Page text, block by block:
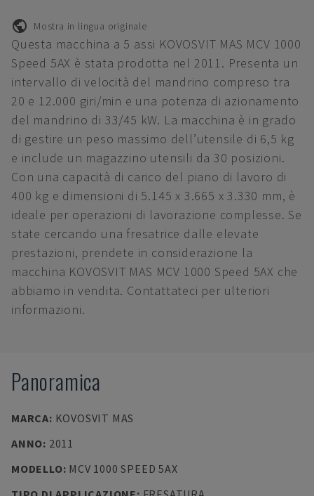
Mostra in lingua originale
Questa macchina a 5 assi KOVOSVIT MAS MCV 1000
Speed 5AX è stata prodotta nel 2011. Presenta un
intervallo di velocità del mandrino compreso tra
20 e 12.000 giri/min e una potenza di azionamento
del mandrino di 33/45 kW. La macchina è in grado
di gestire un peso massimo dell’utensile di 6,5 kg
e include un magazzino utensili da 30 posizioni.
Con una capacità di carico del piano di lavoro di
400 kg e dimensioni di 5.145 x 3.665 x 3.330 mm, è
ideale per operazioni di lavorazione complesse. Se
state cercando una fresatrice dalle elevate
prestazioni, prendete in considerazione la
macchina KOVOSVIT MAS MCV 1000 Speed 5AX che
abbiamo in vendita. Contattateci per ulteriori
informazioni.
Panoramica
MARCA: KOVOSVIT MAS
ANNO: 2011
MODELLO: MCV 1000 SPEED 5AX